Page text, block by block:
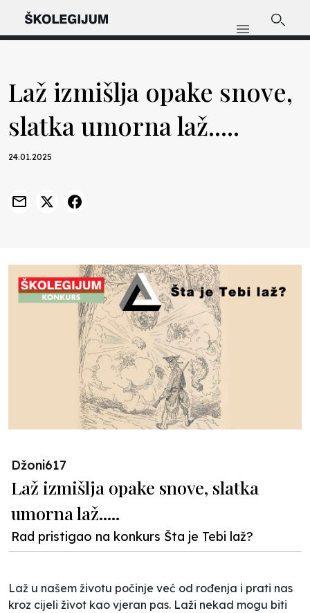
Laž izmišlja opake snove,
slatka umorna laž.....
24.01.2025
Džoni617
Laž izmišlja opake snove, slatka
umorna laž.....
Rad pristigao na konkurs Šta je Tebi laž?
Laž u našem životu počinje već od rođenja i prati nas
kroz cijeli život kao vjeran pas. Laži nekad mogu biti